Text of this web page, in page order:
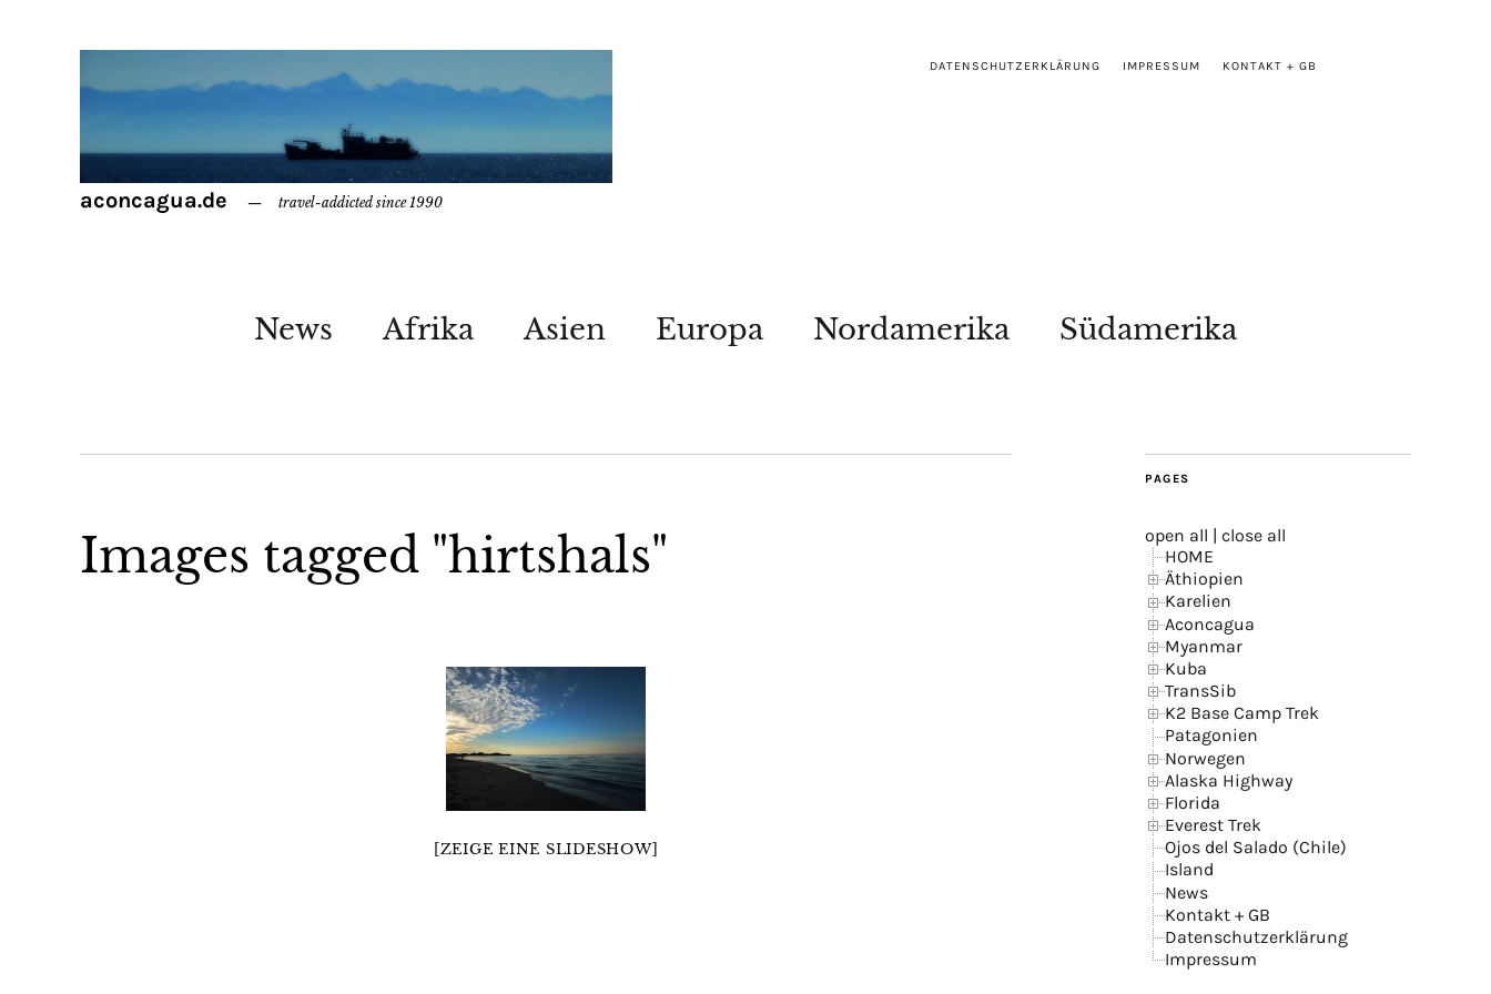
DATENSCHUTZERKLÄRUNG IMPRESSUM KONTAKT + GB
aconcagua.de travel-addicted since 1990
News Afrika Asien Europa Nordamerika Südamerika
Images tagged "hirtshals"
[ZEIGE EINE SLIDESHOW]
PAGES
open all | close all
HOME
Äthiopien
Karelien
Aconcagua
Myanmar
Kuba
TransSib
K2 Base Camp Trek
Patagonien
Norwegen
Alaska Highway
Florida
Everest Trek
Ojos del Salado (Chile)
Island
News
Kontakt + GB
Datenschutzerklärung
Impressum